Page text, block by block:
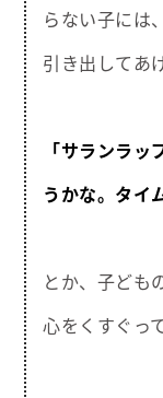
らない子には
引き出してあ
「サランラ
うかな。タイ
とか、子ども
心をくすぐっ